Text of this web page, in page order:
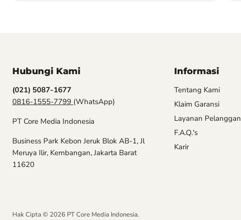
Hubungi Kami
(021) 5087-1677
0816-1555-7799 (WhatsApp)
PT Core Media Indonesia
Business Park Kebon Jeruk Blok AB-1, Jl
Meruya Ilir, Kembangan, Jakarta Barat
11620
Informasi
Tentang Kami
Klaim Garansi
Layanan Pelanggan
F.A.Q.'s
Karir
Hak Cipta © 2026 PT Core Media Indonesia.